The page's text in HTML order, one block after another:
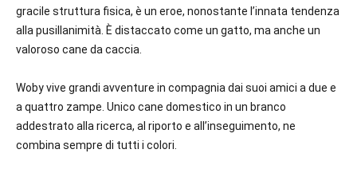
gracile struttura fisica, è un eroe, nonostante l’innata tendenza
alla pusillanimità. È distaccato come un gatto, ma anche un
valoroso cane da caccia.
Woby vive grandi avventure in compagnia dai suoi amici a due e
a quattro zampe. Unico cane domestico in un branco
addestrato alla ricerca, al riporto e all’inseguimento, ne
combina sempre di tutti i colori.